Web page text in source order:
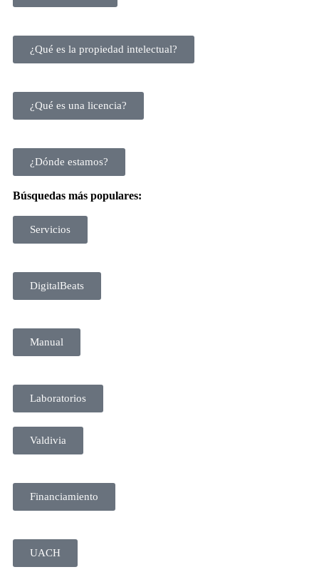
¿Qué es la propiedad intelectual?
¿Qué es una licencia?
¿Dónde estamos?
Búsquedas más populares:
Servicios
DigitalBeats
Manual
Laboratorios
Valdivia
Financiamiento
UACH